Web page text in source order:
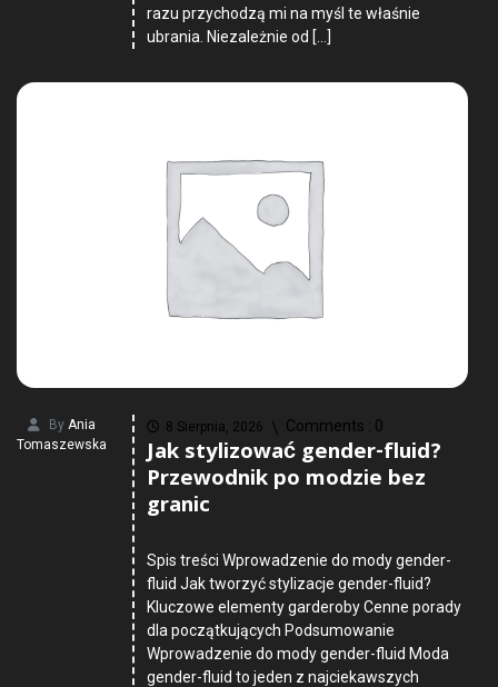
razu przychodzą mi na myśl te właśnie
ubrania. Niezależnie od […]
By Ania
Tomaszewska
8 Sierpnia, 2026 Comments : 0
Jak stylizować gender-fluid?
Przewodnik po modzie bez
granic
Spis treści Wprowadzenie do mody gender-
fluid Jak tworzyć stylizacje gender-fluid?
Kluczowe elementy garderoby Cenne porady
dla początkujących Podsumowanie
Wprowadzenie do mody gender-fluid Moda
gender-fluid to jeden z najciekawszych